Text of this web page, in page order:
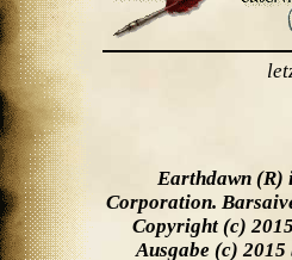
Earthdawn (R)
Corporation.
Copyright (c)
Ausgabe (c) 2015